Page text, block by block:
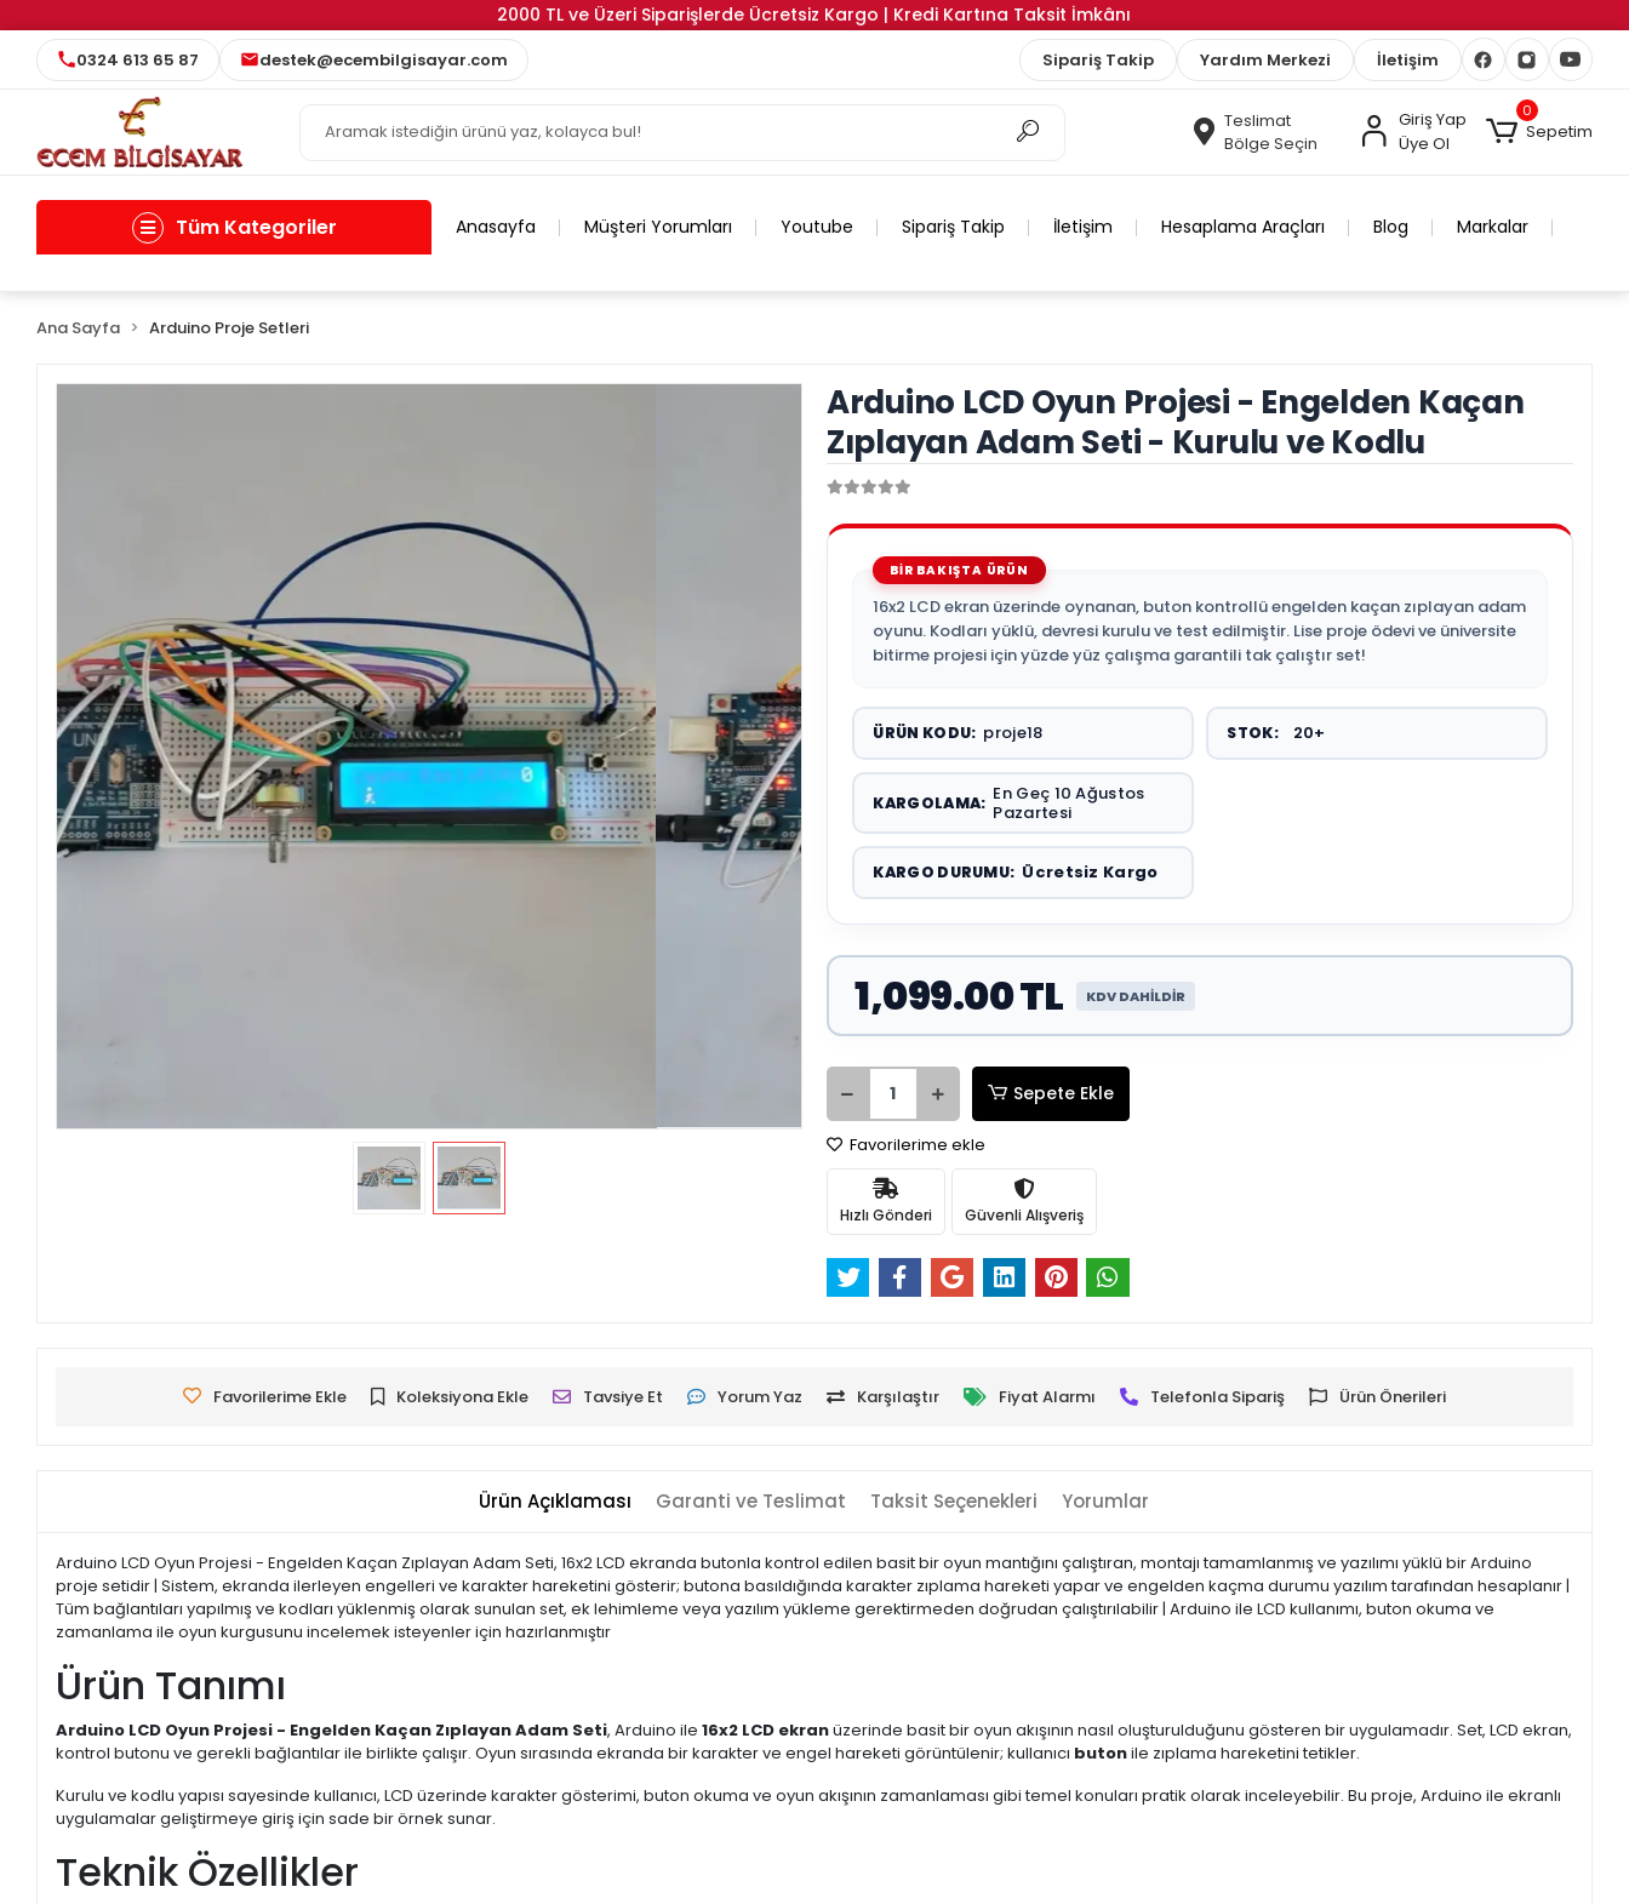
2000 TL ve Üzeri Siparişlerde Ücretsiz Kargo | Kredi Kartına Taksit İmkânı
0324 613 65 87 destek@ecembilgisayar.com Sipariş Takip Yardım Merkezi İletişim
Teslimat
Bölge Seçin
Giriş Yap
Üye Ol
0
Sepetim
Tüm Kategoriler Anasayfa Müşteri Yorumları Youtube Sipariş Takip İletişim Hesaplama Araçları Blog Markalar
Ana Sayfa Arduino Proje Setleri
Arduino LCD Oyun Projesi - Engelden Kaçan
Zıplayan Adam Seti - Kurulu ve Kodlu
16x2 LCD ekran üzerinde oynanan, buton kontrollü engelden kaçan zıplayan adam
oyunu. Kodları yüklü, devresi kurulu ve test edilmiştir. Lise proje ödevi ve üniversite
bitirme projesi için yüzde yüz çalışma garantili tak çalıştır set!
ÜRÜN KODU: proje18 STOK: 20+
KARGOLAMA: En Geç 10 Ağustos
Pazartesi
KARGO DURUMU: Ücretsiz Kargo
1,099.00 TL KDV DAHİLDİR
Sepete Ekle
Favorilerime ekle
Hızlı Gönderi Güvenli Alışveriş
Favorilerime Ekle Koleksiyona Ekle Tavsiye Et Yorum Yaz Karşılaştır Fiyat Alarmı Telefonla Sipariş Ürün Önerileri
Ürün Açıklaması Garanti ve Teslimat Taksit Seçenekleri Yorumlar
Arduino LCD Oyun Projesi - Engelden Kaçan Zıplayan Adam Seti, 16x2 LCD ekranda butonla kontrol edilen basit bir oyun mantığını çalıştıran, montajı tamamlanmış ve yazılımı yüklü bir Arduino
proje setidir | Sistem, ekranda ilerleyen engelleri ve karakter hareketini gösterir; butona basıldığında karakter zıplama hareketi yapar ve engelden kaçma durumu yazılım tarafından hesaplanır |
Tüm bağlantıları yapılmış ve kodları yüklenmiş olarak sunulan set, ek lehimleme veya yazılım yükleme gerektirmeden doğrudan çalıştırılabilir | Arduino ile LCD kullanımı, buton okuma ve
zamanlama ile oyun kurgusunu incelemek isteyenler için hazırlanmıştır
Ürün Tanımı
Arduino LCD Oyun Projesi - Engelden Kaçan Zıplayan Adam Seti, Arduino ile16x2 LCD ekranüzerinde basit bir oyun akışının nasıl oluşturulduğunu gösteren bir uygulamadır. Set, LCD ekran,
kontrol butonu ve gerekli bağlantılar ile birlikte çalışır. Oyun sırasında ekranda bir karakter ve engel hareketi görüntülenir; kullanıcı butonile zıplama hareketini tetikler.
Kurulu ve kodlu yapısı sayesinde kullanıcı, LCD üzerinde karakter gösterimi, buton okuma ve oyun akışının zamanlaması gibi temel konuları pratik olarak inceleyebilir. Bu proje, Arduino ile ekranlı
uygulamalar geliştirmeye giriş için sade bir örnek sunar.
Teknik Özellikler